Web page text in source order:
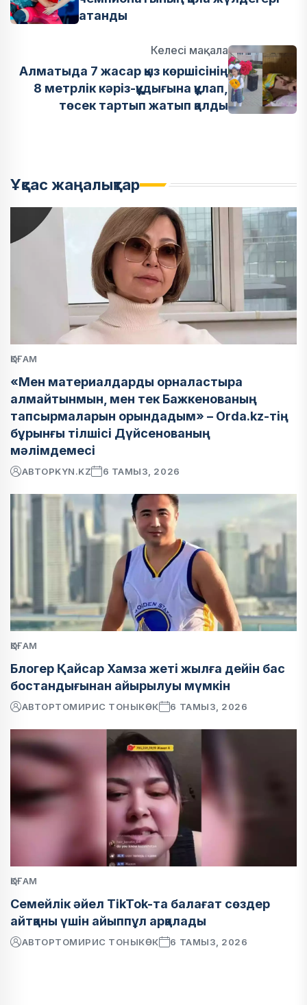
атанды
Келесі мақала
Алматыда 7 жасар қыз көршісінің
8 метрлік кәріз-құдығына құлап,
төсек тартып жатып қалды
Ұқсас жаңалықтар
ҚОҒАМ
«Мен материалдарды орналастыра
алмайтынмын, мен тек Бажкенованың
тапсырмаларын орындадым» – Orda.kz-тің
бұрынғы тілшісі Дүйсенованың
мәлімдемесі
АВТОРKYN.KZ 6 ТАМЫЗ, 2026
ҚОҒАМ
Блогер Қайсар Хамза жеті жылға дейін бас
бостандығынан айырылуы мүмкін
АВТОРТОМИРИС ТОНЫКӨК 6 ТАМЫЗ, 2026
ҚОҒАМ
Семейлік әйел TikTok-та балағат сөздер
айтқаны үшін айыппұл арқалады
АВТОРТОМИРИС ТОНЫКӨК 6 ТАМЫЗ, 2026